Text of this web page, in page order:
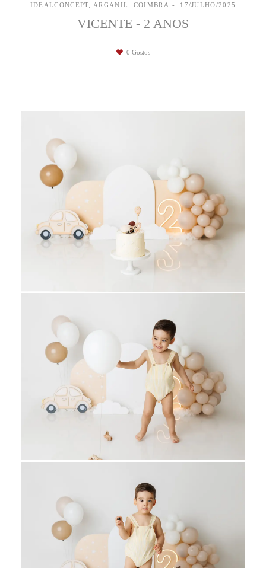
IDEALCONCEPT, ARGANIL, COIMBRA
17/JULHO/2025
VICENTE - 2 ANOS
0 Gostos